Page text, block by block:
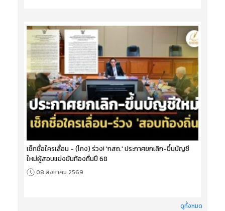
เช็กชื่อใครเลื่อน - (โกง) ร่วง! 'กสถ.' ประกาศยกเลิก-ขึ้นบัญชี
ใหม่ผู้สอบแข่งขันท้องถิ่นปี 68
08 สิงหาคม 2569
ดูทั้งหมด